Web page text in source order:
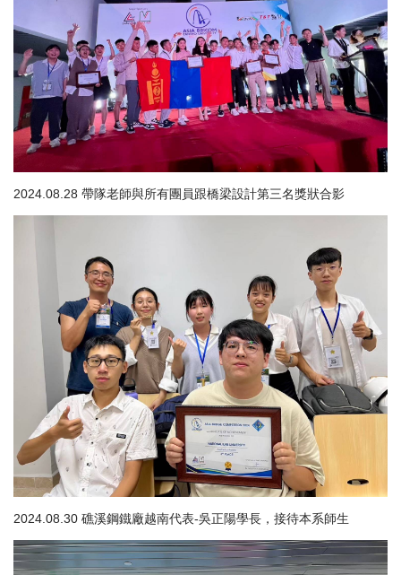
2024.08.28 帶隊老師與所有團員跟橋梁設計第三名獎狀合影
2024.08.30 礁溪鋼鐵廠越南代表-吳正陽學長，接待本系師生